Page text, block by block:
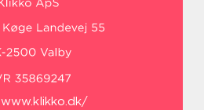
www.klikko.dk/